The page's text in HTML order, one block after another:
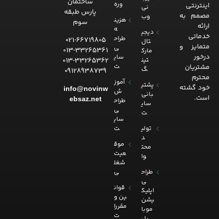
اینترنتی
مصمم به
ارائه
خدماتی
متمایز و
درخور
مشتریان
محترم
خود گشته
است.
نی
وب
دیجی
تال
مارک
تین
گ
پشتی
بانی
سای
ت
تولی
د
محت
وا
طراح
ی
اپلیک
یشن
موبا
وره
هزین
ه
طراح
ی
سای
ت
آموز
ش
طراح
ی
سای
ت
موق
عیت
شغل
ی
قوان
ین و
مقررا
ت
ساختمان
پارس طبقه
سوم
021-66719805
013-33265361
013-33265362
09128938739
info@novinw
ebsaz.net